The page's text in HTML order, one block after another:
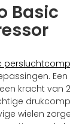
Basic
kracht van
wielen